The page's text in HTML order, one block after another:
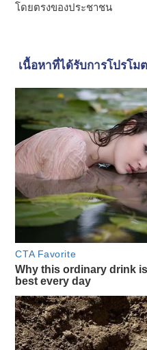
โดยตรงของประชาชน